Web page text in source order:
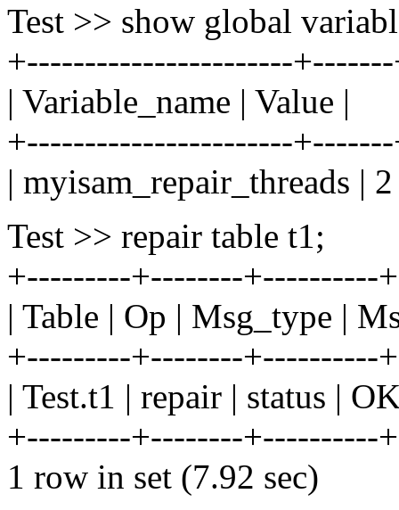
Test >> show global
+-----------------------
| Variable_name | Value |
+-----------------------
| myisam_repair_threads |
Test >> repair table t1;
+---------+--------+----------
| Table | Op | Msg_type |
+---------+--------+----------
| Test.t1 | repair | status |
+---------+--------+----------
1 row in set (7.92 sec)